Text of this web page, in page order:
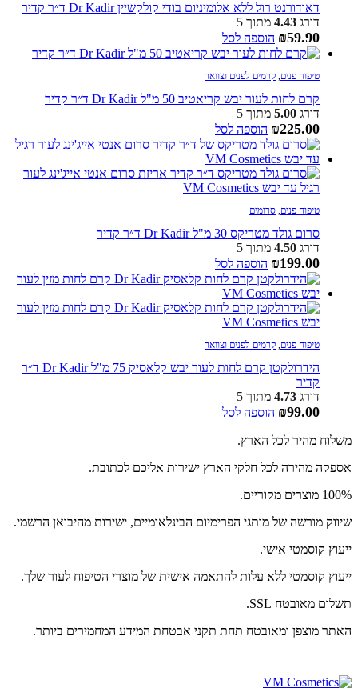
דאודורנט רול ללא אלומיניום בודי קולקשיין Dr Kadir ד״ר קדיר
דורג 4.43 מתוך 5
₪59.90 הוספה לסל
טיפוח פנים, קרמים לפנים וצוואר
קרם לחות לעור יבש קריאטיב 50 מ"ל Dr Kadir ד״ר קדיר
דורג 5.00 מתוך 5
₪225.00 הוספה לסל
טיפוח פנים, סרומים
סרום גולד מטריקס 30 מ"ל Dr Kadir ד״ר קדיר
דורג 4.50 מתוך 5
₪199.00 הוספה לסל
טיפוח פנים, קרמים לפנים וצוואר
הידרולקטן קרם לחות לעור יבש קלאסיק 75 מ"ל Dr Kadir ד״ר
קדיר
דורג 4.73 מתוך 5
₪99.00 הוספה לסל
משלוח מהיר לכל הארץ.
אספקה מהירה לכל חלקי הארץ ישירות אליכם לכתובת.
100% מוצרים מקוריים.
שיווק מורשה של מותגי הפרימיום הבינלאומיים, ישירות מהיבואן הרשמי.
ייעוץ קוסמטי אישי.
ייעוץ קוסמטי ללא עלות להתאמה אישית של מוצרי הטיפוח לעור שלך.
תשלום מאובטח SSL.
האתר מוצפן ומאובטח תחת תקני אבטחת המידע המחמירים ביותר.